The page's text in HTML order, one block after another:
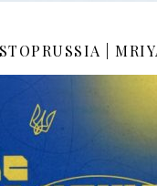
STOPRUSSIA |